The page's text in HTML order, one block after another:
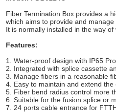
Fiber Termination Box provides a
which aims to provide and
It is normally installed in the way
Features:
1. Water-proof design with IP65
2. Integrated with splice cassette
3. Manage fibers in a reasonable
4. Easy to maintain and extend the
5. Fiber bend radius control more
6. Suitable for the fusion splice or
7. 24 ports cable entrance for